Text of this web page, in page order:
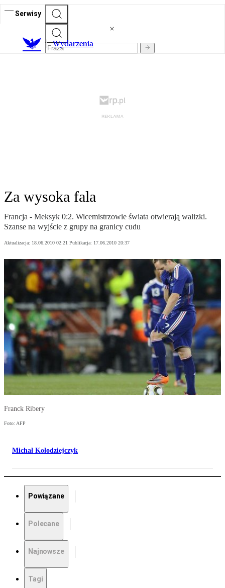
Serwisy
Wydarzenia
Za wysoka fala
Francja - Meksyk 0:2. Wicemistrzowie świata otwierają walizki.
Szanse na wyjście z grupy na granicy cudu
Aktualizacja: 18.06.2010 02:21 Publikacja: 17.06.2010 20:37
Franck Ribery
Foto: AFP
Michał Kołodziejczyk
Powiązane
Polecane
Najnowsze
Tagi